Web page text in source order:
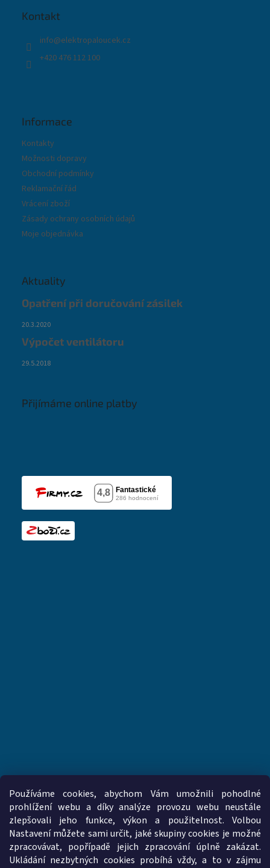
Používáme cookies, abychom Vám umožnili pohodlné
prohlížení webu a díky analýze provozu webu neustále
zlepšovali jeho funkce, výkon a použitelnost. Volbou
Nastavení můžete sami určit, jaké skupiny cookies je možné
zpracovávat, popřípadě jejich zpracování úplně zakázat.
Ukládání nezbytných cookies probíhá vždy, a to v zájmu
Kontakt
info@elektropaloucek.cz
+420 476 112 100
Informace
Kontakty
Možnosti dopravy
Obchodní podmínky
Reklamační řád
Vrácení zboží
Zásady ochrany osobních údajů
Moje objednávka
Aktuality
Opatření při doručování zásilek
20.3.2020
Výpočet ventilátoru
29.5.2018
Přijímáme online platby
www.vzduchotechnika-ventilatory.cz www.palmat.cz